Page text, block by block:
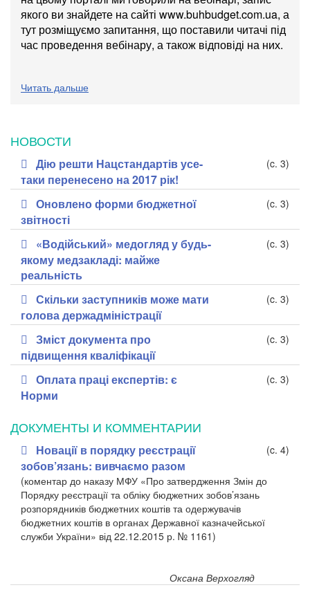
якого ви знайдете на сайті www.buhbudget.com.ua, а
тут розміщуємо запитання, що поставили читачі під
час проведення вебінару, а також відповіді на них.
Читать дальше
НОВОСТИ
Дію решти Нацстандартів усе-
таки перенесено на 2017 рік!
(c. 3)
Оновлено форми бюджетної
звітності
(c. 3)
«Водійський» медогляд у будь-
якому медзакладі: майже
реальність
(c. 3)
Скільки заступників може мати
голова держадміністрації
(c. 3)
Зміст документа про
підвищення кваліфікації
(c. 3)
Оплата праці експертів: є
Норми
(c. 3)
ДОКУМЕНТЫ И КОММЕНТАРИИ
Новації в порядку реєстрації
зобов’язань: вивчаємо разом
(c. 4)
(коментар до наказу МФУ «Про затвердження Змін до
Порядку реєстрації та обліку бюджетних зобов’язань
розпорядників бюджетних коштів та одержувачів
бюджетних коштів в органах Державної казначейської
служби України» від 22.12.2015 р. № 1161)
Оксана Верхогляд